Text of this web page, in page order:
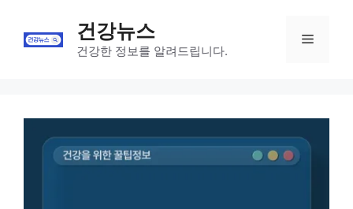
content
건강뉴스
건강한 정보를 알려드립니다.
Menu